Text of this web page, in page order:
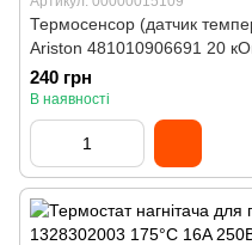
Термосенсор (датчик
Ariston 481010906691 20
240 грн
В наявності